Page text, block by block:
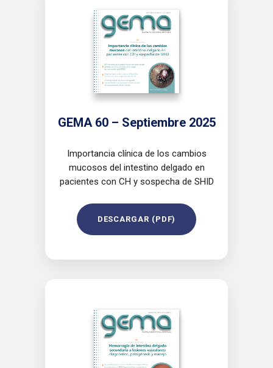
GEMA 60 – Septiembre 2025
Importancia clínica de los cambios
mucosos del intestino delgado en
pacientes con CH y sospecha de SHID
DESCARGAR (PDF)